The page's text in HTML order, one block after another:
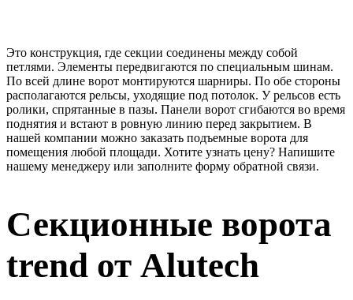
Это конструкция, где секции соединены между собой
петлями. Элементы передвигаются по специальным шинам.
По всей длине ворот монтируются шарниры. По обе стороны
располагаются рельсы, уходящие под потолок. У рельсов есть
ролики, спрятанные в пазы. Панели ворот сгибаются во время
поднятия и встают в ровную линию перед закрытием. В
нашей компании можно заказать подъемные ворота для
помещения любой площади. Хотите узнать цену? Напишите
нашему менеджеру или заполните форму обратной связи.
Секционные ворота
trend от Alutech